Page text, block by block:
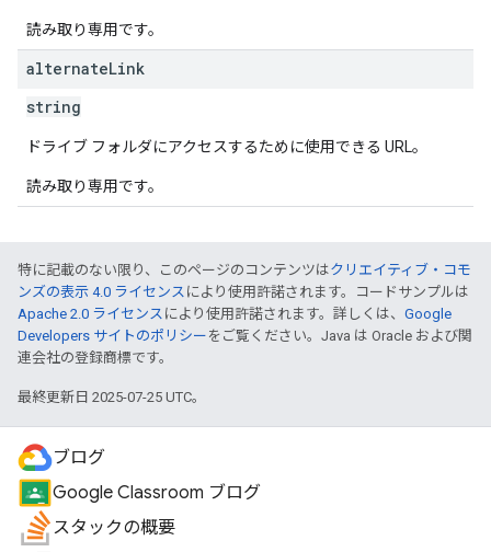
読み取り専用です。
alternateLink
string
ドライブ フォルダにアクセスするために使用できる URL。
読み取り専用です。
特に記載のない限り、このページのコンテンツはクリエイティブ・コモ
ンズの表示 4.0 ライセンス により使用許諾されます。コードサンプルは
Apache 2.0 ライセンス により使用許諾されます。詳しくは、 Google
Developers サイトのポリシー をご覧ください。Java は Oracle および関
連会社の登録商標です。
最終更新日 2025-07-25 UTC。
ブログ
Google Classroom ブログ
スタックの概要